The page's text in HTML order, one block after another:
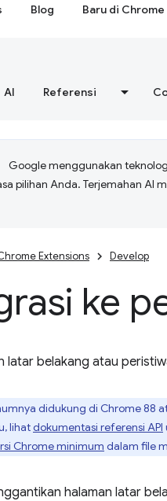
Blog Baru di Chrome
AI Referensi
Google menggunakan
pilihan Anda. Terjemahan AI
Extensions Develop
ke
latar belakang atau
didukung di Chrome 88
lihatdokumentasi referensi API
Chrome minimum dalam file
halaman latar